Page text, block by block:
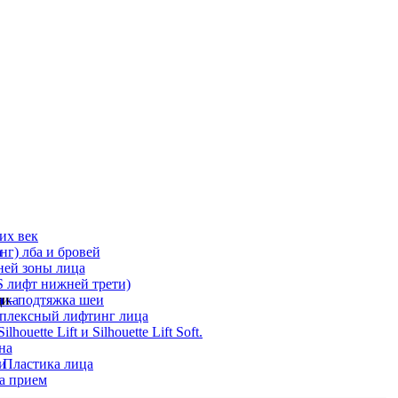
век
лба и бровей
зоны лица
лифт нижней трети)
– подтяжка шеи
лифтинг лица
Lift и Silhouette Lift Soft.
лица
прием